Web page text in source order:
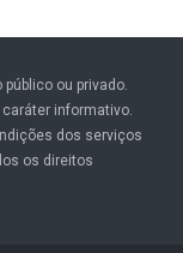
ou privado.
informativo.
dos serviços
os direitos